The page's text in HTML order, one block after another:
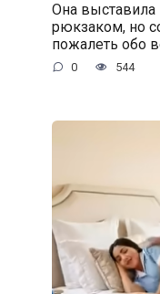
Она выставила
рюкзаком, но
пожалеть обо
0 544